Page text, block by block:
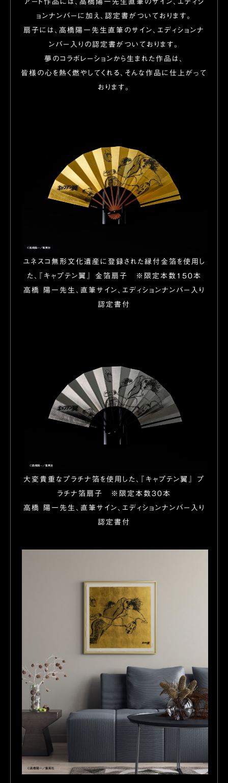
アート作品には、高橋陽一先生直筆のサイン、エディシ
ョンナンバーに加え、認定書がついております。
扇子には、高橋陽一先生直筆のサイン、エディションナ
ンバー入りの認定書がついております。
夢のコラボレーションから生まれた作品は、
皆様の心を熱く燃やしてくれる、そんな作品に仕上がって
おります。
ユネスコ無形文化遺産に登録された縁付金箔を使用し
た、『キャプテン翼』 金箔扇子 ※限定本数150本
高橋 陽一先生、直筆サイン、エディションナンバー入り
認定書付
大変貴重なプラチナ箔を使用した、『キャプテン翼』 プ
ラチナ箔扇子 ※限定本数30本
高橋 陽一先生、直筆サイン、エディションナンバー入り
認定書付